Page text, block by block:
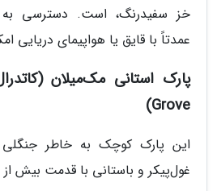
خز سفیدرنگ، است. دسترسی به
عمدتاً با قایق یا هواپیمای دریایی
Grove)
این پارک کوچک به خاطر جنگلی
غول‌پیکر و باستانی با قدمت بیش از 800 سال شهرت دارد.